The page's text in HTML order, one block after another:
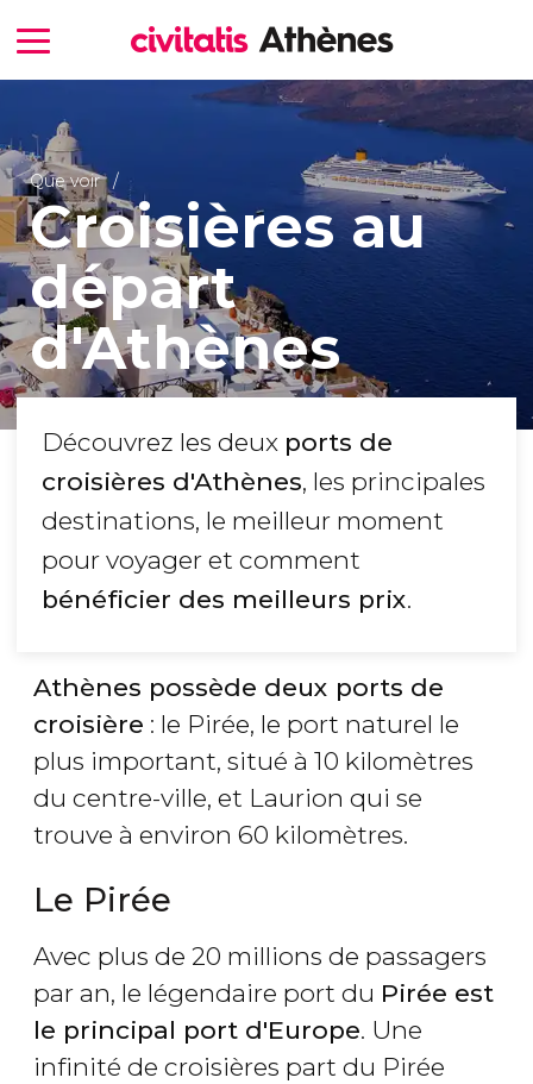
Que voir
Croisières au
départ
d'Athènes
Découvrez les deux ports de
croisières d'Athènes, les principales
destinations, le meilleur moment
pour voyager et comment
bénéficier des meilleurs prix.
Athènes possède deux ports de
croisière : le Pirée, le port naturel le
plus important, situé à 10 kilomètres
du centre-ville, et Laurion qui se
trouve à environ 60 kilomètres.
Le Pirée
Avec plus de 20 millions de passagers
par an, le légendaire port du Pirée est
le principal port d'Europe. Une
infinité de croisières part du Pirée